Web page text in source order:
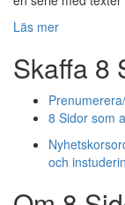
Läs mer
Skaffa 8
8 Sidor som
och